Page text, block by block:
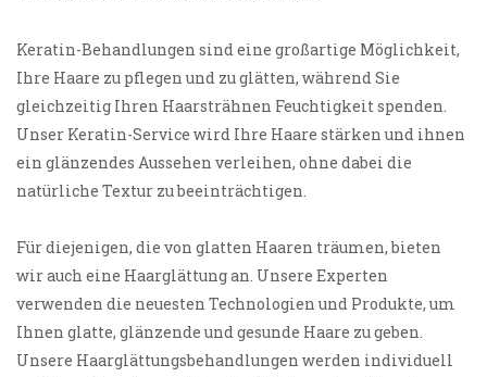
Keratin-Behandlungen sind eine großartige Möglichkeit,
Ihre Haare zu pflegen und zu glätten, während Sie
gleichzeitig Ihren Haarsträhnen Feuchtigkeit spenden.
Unser Keratin-Service wird Ihre Haare stärken und ihnen
ein glänzendes Aussehen verleihen, ohne dabei die
natürliche Textur zu beeinträchtigen.
Für diejenigen, die von glatten Haaren träumen, bieten
wir auch eine Haarglättung an. Unsere Experten
verwenden die neuesten Technologien und Produkte, um
Ihnen glatte, glänzende und gesunde Haare zu geben.
Unsere Haarglättungsbehandlungen werden individuell